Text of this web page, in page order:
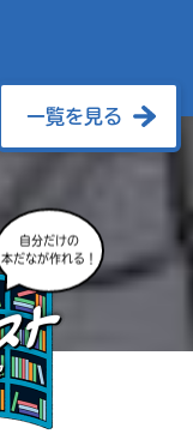
一覧を見る
自分だけの
本だなが作れる！